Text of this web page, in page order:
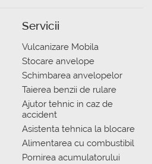
Servicii
Vulcanizare Mobila
Stocare anvelope
Schimbarea anvelopelor
Taierea benzii de rulare
Ajutor tehnic in caz de
accident
Asistenta tehnica la blocare
Alimentarea cu combustibil
Pornirea acumulatorului